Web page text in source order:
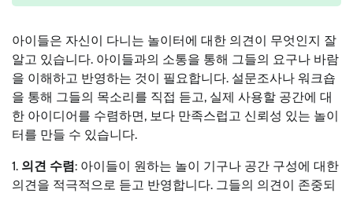
아이들은 자신이 다니는 놀이터에 대한 의견이 무엇인지 잘
알고 있습니다. 아이들과의 소통을 통해 그들의 요구나 바람
을 이해하고 반영하는 것이 필요합니다. 설문조사나 워크숍
을 통해 그들의 목소리를 직접 듣고, 실제 사용할 공간에 대
한 아이디어를 수렴하면, 보다 만족스럽고 신뢰성 있는 놀이
터를 만들 수 있습니다.
1. 의견 수렴: 아이들이 원하는 놀이 기구나 공간 구성에 대한
의견을 적극적으로 듣고 반영합니다. 그들의 의견이 존중되